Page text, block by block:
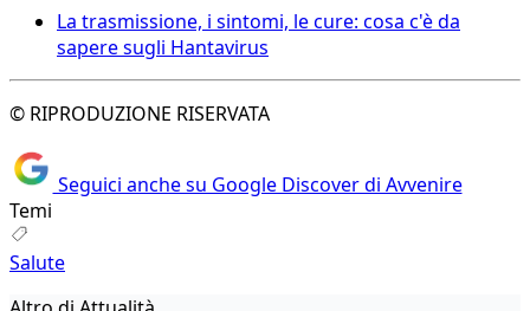
La trasmissione, i sintomi, le cure: cosa c'è da
sapere sugli Hantavirus
© RIPRODUZIONE RISERVATA
Seguici anche su Google Discover di Avvenire
Temi
Salute